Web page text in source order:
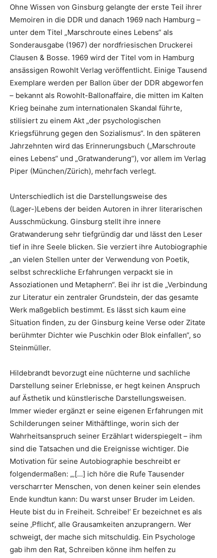
Ohne Wissen von Ginsburg gelangte der erste Teil ihrer
Memoiren in die DDR und danach 1969 nach Hamburg –
unter dem Titel „Marschroute eines Lebens“ als
Sonderausgabe (1967) der nordfriesischen Druckerei
Clausen & Bosse. 1969 wird der Titel vom in Hamburg
ansässigen Rowohlt Verlag veröffentlicht. Einige Tausend
Exemplare werden per Ballon über der DDR abgeworfen
– bekannt als Rowohlt-Ballonaffaire, die mitten im Kalten
Krieg beinahe zum internationalen Skandal führte,
stilisiert zu einem Akt „der psychologischen
Kriegsführung gegen den Sozialismus“. In den späteren
Jahrzehnten wird das Erinnerungsbuch („Marschroute
eines Lebens“ und „Gratwanderung“), vor allem im Verlag
Piper (München/Zürich), mehrfach verlegt.
Unterschiedlich ist die Darstellungsweise des
(Lager-)Lebens der beiden Autoren in ihrer literarischen
Ausschmückung. Ginsburg stellt ihre innere
Gratwanderung sehr tiefgründig dar und lässt den Leser
tief in ihre Seele blicken. Sie verziert ihre Autobiographie
„an vielen Stellen unter der Verwendung von Poetik,
selbst schreckliche Erfahrungen verpackt sie in
Assoziationen und Metaphern“. Bei ihr ist die „Verbindung
zur Literatur ein zentraler Grundstein, der das gesamte
Werk maßgeblich bestimmt. Es lässt sich kaum eine
Situation finden, zu der Ginsburg keine Verse oder Zitate
berühmter Dichter wie Puschkin oder Blok einfallen“, so
Steinmüller.
Hildebrandt bevorzugt eine nüchterne und sachliche
Darstellung seiner Erlebnisse, er hegt keinen Anspruch
auf Ästhetik und künstlerische Darstellungsweisen.
Immer wieder ergänzt er seine eigenen Erfahrungen mit
Schilderungen seiner Mithäftlinge, worin sich der
Wahrheitsanspruch seiner Erzählart widerspiegelt – ihm
sind die Tatsachen und die Ereignisse wichtiger. Die
Motivation für seine Autobiographie beschreibt er
folgendermaßen: „‚[…] ich höre die Rufe Tausender
verscharrter Menschen, von denen keiner sein elendes
Ende kundtun kann: Du warst unser Bruder im Leiden.
Heute bist du in Freiheit. Schreibe!‘ Er bezeichnet es als
seine ‚Pflicht‘, alle Grausamkeiten anzuprangern. Wer
schweigt, der mache sich mitschuldig. Ein Psychologe
gab ihm den Rat, Schreiben könne ihm helfen zu